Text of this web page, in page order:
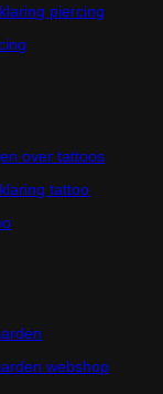
piercing
over tattoos
tattoo
webshop